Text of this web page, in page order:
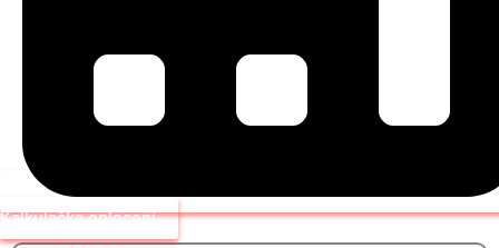
Kalkulačka oplocení